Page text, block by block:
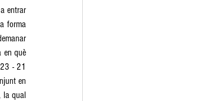
entrar
forma
en què
- 21
en
la qual